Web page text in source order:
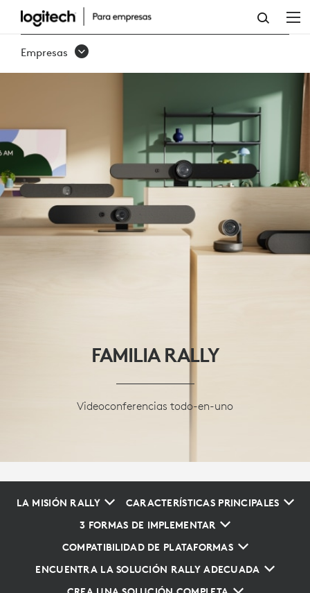
FAMILIA
RALLY
Empresas
FAMILIA RALLY
Videoconferencias todo-en-uno
LA MISIÓN RALLY
CARACTERÍSTICAS PRINCIPALES
3 FORMAS DE IMPLEMENTAR
COMPATIBILIDAD DE PLATAFORMAS
ENCUENTRA LA SOLUCIÓN RALLY ADECUADA